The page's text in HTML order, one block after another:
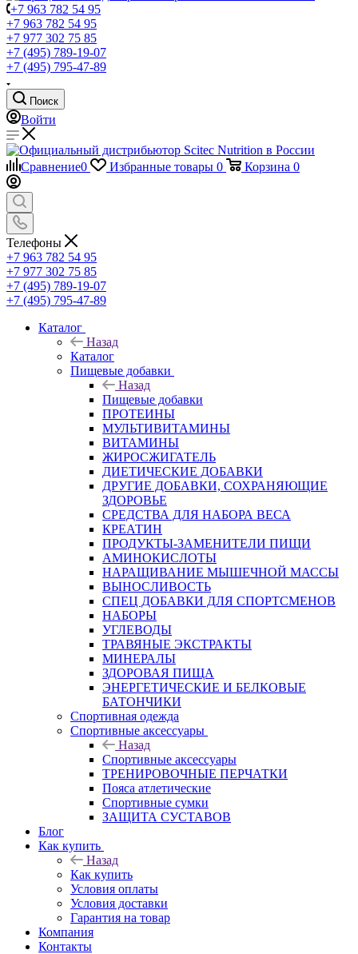
+7 963 782 54 95
+7 963 782 54 95
+7 977 302 75 85
+7 (495) 789-19-07
+7 (495) 795-47-89
Поиск
Войти
Сравнение0 Избранные товары 0 Корзина 0
Телефоны
+7 963 782 54 95
+7 977 302 75 85
+7 (495) 789-19-07
+7 (495) 795-47-89
Каталог
Назад
Каталог
Пищевые добавки
Назад
Пищевые добавки
ПРОТЕИНЫ
МУЛЬТИВИТАМИНЫ
ВИТАМИНЫ
ЖИРОСЖИГАТЕЛЬ
ДИЕТИЧЕСКИЕ ДОБАВКИ
ДРУГИЕ ДОБАВКИ, СОХРАНЯЮЩИЕ
ЗДОРОВЬЕ
СРЕДСТВА ДЛЯ НАБОРА ВЕСА
КРЕАТИН
ПРОДУКТЫ-ЗАМЕНИТЕЛИ ПИЩИ
АМИНОКИСЛОТЫ
НАРАЩИВАНИЕ МЫШЕЧНОЙ МАССЫ
ВЫНОСЛИВОСТЬ
СПЕЦ ДОБАВКИ ДЛЯ СПОРТСМЕНОВ
НАБОРЫ
УГЛЕВОДЫ
ТРАВЯНЫЕ ЭКСТРАКТЫ
МИНЕРАЛЫ
ЗДОРОВАЯ ПИЩА
ЭНЕРГЕТИЧЕСКИЕ И БЕЛКОВЫЕ
БАТОНЧИКИ
Спортивная одежда
Спортивные аксессуары
Назад
Спортивные аксессуары
ТРЕНИРОВОЧНЫЕ ПЕРЧАТКИ
Пояса атлетические
Спортивные сумки
ЗАЩИТА СУСТАВОВ
Блог
Как купить
Назад
Как купить
Условия оплаты
Условия доставки
Гарантия на товар
Компания
Контакты